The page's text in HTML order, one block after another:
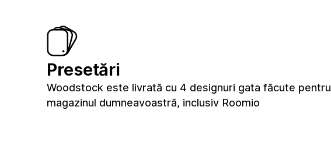
Presetări
Woodstock este livrată cu 4 designuri gata făcute pentru
magazinul dumneavoastră, inclusiv Roomio